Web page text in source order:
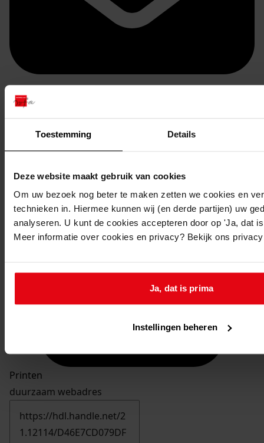
Toestemming Details
Deze website maakt gebruik van cookies
Om uw bezoek nog beter te maken zetten we cookies en
technieken in. Hiermee kunnen wij (en derde partijen) uw
analyseren. U kunt de cookies accepteren door op 'Ja, dat
Meer informatie over cookies en privacy? Bekijk ons
Ja, dat is prima
Instellingen beheren
Printen
duurzaam webadres